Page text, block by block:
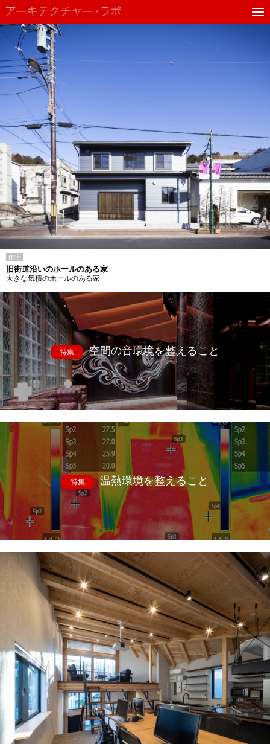
住宅
旧街道沿いのホールのある家
大きな気積のホールのある家
特集 空間の音環境を整えること
特集 温熱環境を整えること